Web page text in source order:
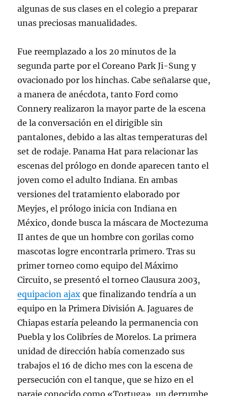
algunas de sus clases en el colegio a preparar
unas preciosas manualidades.
Fue reemplazado a los 20 minutos de la
segunda parte por el Coreano Park Ji-Sung y
ovacionado por los hinchas. Cabe señalarse que,
a manera de anécdota, tanto Ford como
Connery realizaron la mayor parte de la escena
de la conversación en el dirigible sin
pantalones, debido a las altas temperaturas del
set de rodaje. Panama Hat para relacionar las
escenas del prólogo en donde aparecen tanto el
joven como el adulto Indiana. En ambas
versiones del tratamiento elaborado por
Meyjes, el prólogo inicia con Indiana en
México, donde busca la máscara de Moctezuma
II antes de que un hombre con gorilas como
mascotas logre encontrarla primero. Tras su
primer torneo como equipo del Máximo
Circuito, se presentó el torneo Clausura 2003,
equipacion ajax que finalizando tendría a un
equipo en la Primera División A. Jaguares de
Chiapas estaría peleando la permanencia con
Puebla y los Colibríes de Morelos. La primera
unidad de dirección había comenzado sus
trabajos el 16 de dicho mes con la escena de
persecución con el tanque, que se hizo en el
paraje conocido como «Tortuga», un derrumbe